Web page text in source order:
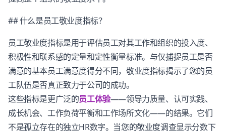
## 什么是员工敬业度指标？
员工敬业度指标是用于评估员工对其工作和组织的投入度、
积极性和联系感的定量和定性衡量标准。与仅捕捉员工是否
满意的基本员工满意度得分不同，敬业度指标揭示了您的员
工队伍是否真正致力于公司的成功。
这些指标是更广泛的员工体验——领导力质量、认可实践、
成长机会、工作负荷平衡和工作场所文化——的结果。它们
不是孤立存在的独立HR数字。当您的敬业度调查显示分数下